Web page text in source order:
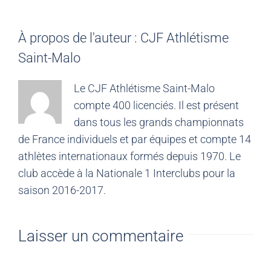
À propos de l'auteur : CJF Athlétisme
Saint-Malo
Le CJF Athlétisme Saint-Malo
compte 400 licenciés. Il est présent
dans tous les grands championnats
de France individuels et par équipes et compte 14
athlètes internationaux formés depuis 1970. Le
club accède à la Nationale 1 Interclubs pour la
saison 2016-2017.
Laisser un commentaire